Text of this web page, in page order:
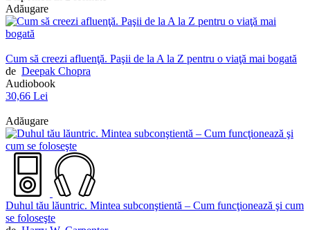
Adăugare
Cum să creezi afluenţă. Paşii de la A la Z pentru o viaţă mai bogată
de Deepak Chopra
Audiobook
30,66 Lei
Adăugare
Duhul tău lăuntric. Mintea subconştientă – Cum funcţionează şi cum
se foloseşte